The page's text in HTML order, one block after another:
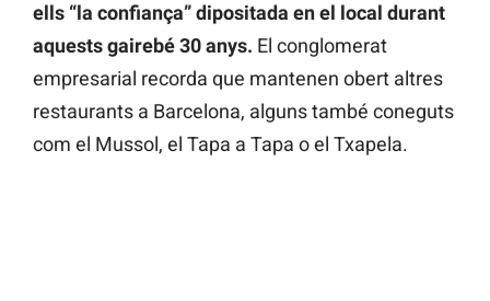
ells “la confiança” dipositada en el local durant
aquests gairebé 30 anys. El conglomerat
empresarial recorda que mantenen obert altres
restaurants a Barcelona, alguns també coneguts
com el Mussol, el Tapa a Tapa o el Txapela.